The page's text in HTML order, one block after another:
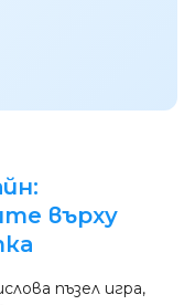
върху
пъзел игра,